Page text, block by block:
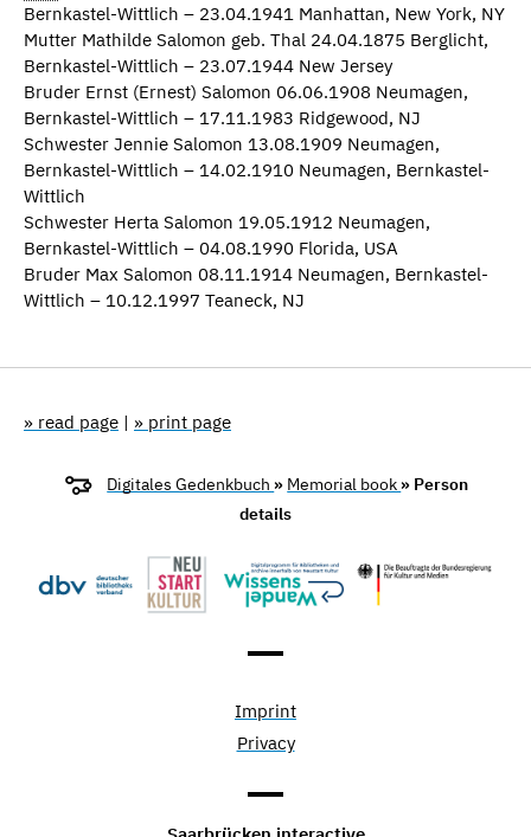
Bernkastel-Wittlich – 23.04.1941 Manhattan, New York, NY
Mutter Mathilde Salomon geb. Thal 24.04.1875 Berglicht,
Bernkastel-Wittlich – 23.07.1944 New Jersey
Bruder Ernst (Ernest) Salomon 06.06.1908 Neumagen,
Bernkastel-Wittlich – 17.11.1983 Ridgewood, NJ
Schwester Jennie Salomon 13.08.1909 Neumagen,
Bernkastel-Wittlich – 14.02.1910 Neumagen, Bernkastel-
Wittlich
Schwester Herta Salomon 19.05.1912 Neumagen,
Bernkastel-Wittlich – 04.08.1990 Florida, USA
Bruder Max Salomon 08.11.1914 Neumagen, Bernkastel-
Wittlich – 10.12.1997 Teaneck, NJ
» read page | » print page
Digitales Gedenkbuch » Memorial book » Person
details
Imprint
Privacy